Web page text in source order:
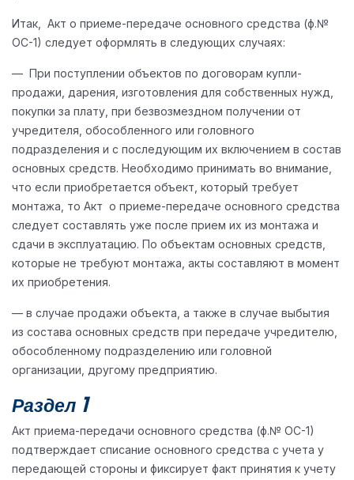
Итак, Акт о приеме-передаче основного средства (ф.№
ОС-1) следует оформлять в следующих случаях:
— При поступлении объектов по договорам купли-
продажи, дарения, изготовления для собственных нужд,
покупки за плату, при безвозмездном получении от
учредителя, обособленного или головного
подразделения и с последующим их включением в состав
основных средств. Необходимо принимать во внимание,
что если приобретается объект, который требует
монтажа, то Акт о приеме-передаче основного средства
следует составлять уже после прием их из монтажа и
сдачи в эксплуатацию. По объектам основных средств,
которые не требуют монтажа, акты составляют в момент
их приобретения.
— в случае продажи объекта, а также в случае выбытия
из состава основных средств при передаче учредителю,
обособленному подразделению или головной
организации, другому предприятию.
Раздел 1
Акт приема-передачи основного средства (ф.№ ОС-1)
подтверждает списание основного средства с учета у
передающей стороны и фиксирует факт принятия к учету